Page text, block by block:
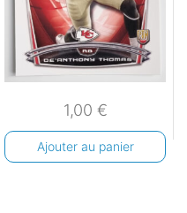
1,00 €
Ajouter au panier